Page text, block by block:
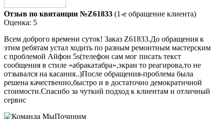
Отзыв по квитанции №Z61833 (1-е обращение клиента)
Оценка: 5
Всем доброго времени суток! Заказ Z61833.До обращения к
этим ребятам устал ходить по разным ремонтным мастерским
с проблемой Айфон 5s(телефон сам мог писать текст
сообщения в стиле «абракатабра»,экран то реагирова,то не
отзывался на касания..)После обращения-проблема была
решена качественно,быстро и в достаточно демократичной
стоимости.Спасибо за чуткий подход к клиентам и отличный
сервис